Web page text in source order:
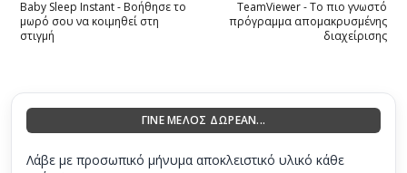
TeamViewer - Το πιο γνωστό
πρόγραμμα απομακρυσμένης
διαχείρισης
Baby Sleep Instant - Βοήθησε το
μωρό σου να κοιμηθεί στη
στιγμή
ΓΙΝΕ ΜΕΛΟΣ ΔΩΡΕΑΝ...
Λάβε με προσωπικό μήνυμα αποκλειστικό υλικό κάθε